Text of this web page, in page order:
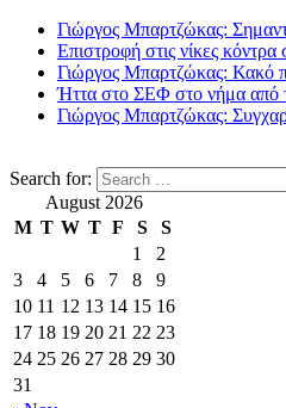
Γιώργος Μπαρτζώκας:
Επιστροφή στις νίκες
Γιώργος Μπαρτζώκας: Κακό
Ήττα στο ΣΕΦ στο νήμα από
Γιώργος Μπαρτζώκας:
Search for:
August 2026
M T W T F S
S
1
2
3
4 5 6 7 8
9
10 11 12 13 14 15 16
17 18 19 20 21 22 23
24 25 26 27 28 29 30
31